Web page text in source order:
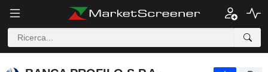
BANCA PROFILO S.P.A.